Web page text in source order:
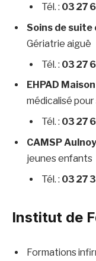
Tél. : 03 27
Soins de suite
Gériatrie aiguë
Tél. : 03 27
EHPAD
médicalisé
Tél. : 03 27
CAMSP
jeunes enfants
Tél. : 03 27
Institut de
Formations